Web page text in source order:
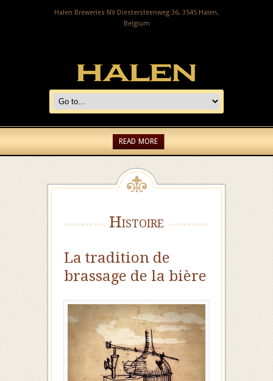
Halen Breweries NV Diestersteenweg 36, 3545 Halen,
Belgium
READ MORE
Histoire
La tradition de
brassage de la bière